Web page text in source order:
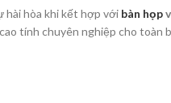
hài hòa khi kết hợp với bàn họp
tính chuyên nghiệp cho toàn